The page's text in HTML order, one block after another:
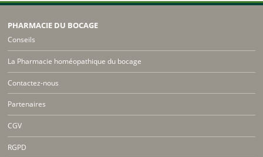
PHARMACIE DU BOCAGE
Conseils
La Pharmacie homéopathique du bocage
Contactez-nous
Partenaires
CGV
RGPD